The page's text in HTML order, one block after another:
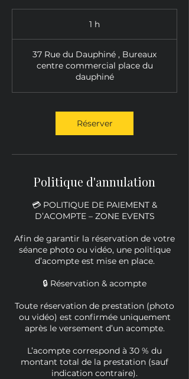
1 h
37 Rue du Dauphiné , Bureaux
centre commercial place du
dauphiné
Réserver
Politique d'annulation
💳 POLITIQUE DE PAIEMENT &
D’ACOMPTE – ZONE EVENTS
Afin de garantir la réservation de votre
séance photo ou vidéo, une politique
d’acompte est mise en place.
🔒 Réservation & acompte
Toute réservation de prestation (photo
ou vidéo) est confirmée uniquement
après le versement d’un acompte.
L’acompte correspond à 30 % du
montant total de la prestation (sauf
indication contraire).